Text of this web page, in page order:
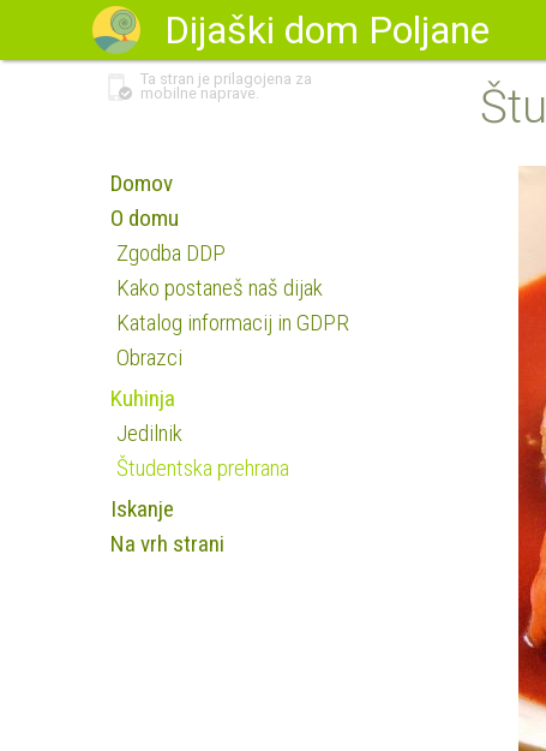
Dijaški dom Poljane
Domov
O domu
Zgodba DDP
Kako postaneš naš dijak
Katalog informacij in GDPR
Obrazci
Kuhinja
Jedilnik
Študentska prehrana
Iskanje
Na vrh strani
Ta stran je prilagojena za
mobilne naprave.